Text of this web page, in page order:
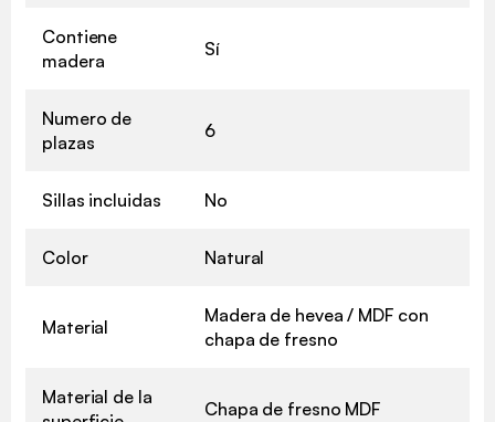
Contiene
madera
Sí
Numero de
plazas
6
Sillas incluidas No
Color Natural
Material
Madera de hevea / MDF con
chapa de fresno
Material de la
Chapa de fresno MDF